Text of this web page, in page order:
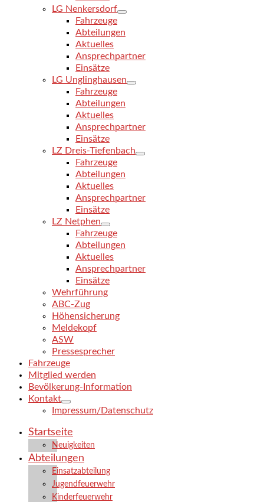
LG Nenkersdorf
Fahrzeuge
Abteilungen
Aktuelles
Ansprechpartner
Einsätze
LG Unglinghausen
Fahrzeuge
Abteilungen
Aktuelles
Ansprechpartner
Einsätze
LZ Dreis-Tiefenbach
Fahrzeuge
Abteilungen
Aktuelles
Ansprechpartner
Einsätze
LZ Netphen
Fahrzeuge
Abteilungen
Aktuelles
Ansprechpartner
Einsätze
Wehrführung
ABC-Zug
Höhensicherung
Meldekopf
ASW
Pressesprecher
Fahrzeuge
Mitglied werden
Bevölkerung-Information
Kontakt
Impressum/Datenschutz
Startseite
Neuigkeiten
Abteilungen
Einsatzabteilung
Jugendfeuerwehr
Kinderfeuerwehr